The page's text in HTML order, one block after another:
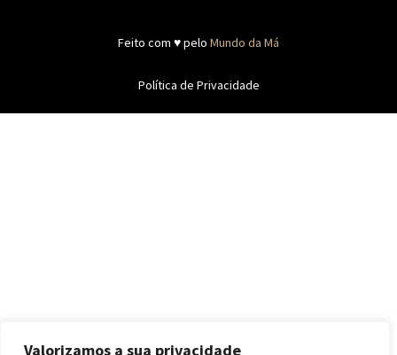
Valorizamos a sua privacidade
Feito com ♥ pelo Mundo da Má
Política de Privacidade